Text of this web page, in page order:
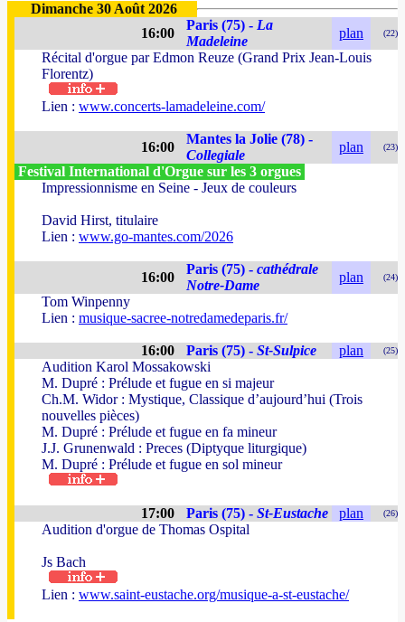
Dimanche 30 Août 2026
16:00
Paris (75) - La
Madeleine
plan (22)
Récital d'orgue par Edmon Reuze (Grand Prix Jean-Louis
Florentz)
Lien : www.concerts-lamadeleine.com/
16:00
Mantes la Jolie (78) -
Collegiale
plan (23)
Festival International d'Orgue sur les 3 orgues
Impressionnisme en Seine - Jeux de couleurs
David Hirst, titulaire
Lien : www.go-mantes.com/2026
16:00
Paris (75) - cathédrale
Notre-Dame
plan (24)
Tom Winpenny
Lien : musique-sacree-notredamedeparis.fr/
16:00 Paris (75) - St-Sulpice plan (25)
Audition Karol Mossakowski
M. Dupré : Prélude et fugue en si majeur
Ch.M. Widor : Mystique, Classique d’aujourd’hui (Trois
nouvelles pièces)
M. Dupré : Prélude et fugue en fa mineur
J.J. Grunenwald : Preces (Diptyque liturgique)
M. Dupré : Prélude et fugue en sol mineur
17:00 Paris (75) - St-Eustache plan (26)
Audition d'orgue de Thomas Ospital
Js Bach
Lien : www.saint-eustache.org/musique-a-st-eustache/